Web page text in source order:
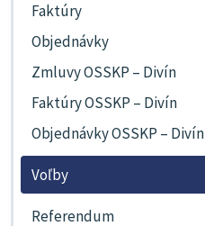
Faktúry
Objednávky
Zmluvy OSSKP – Divín
Faktúry OSSKP – Divín
Objednávky OSSKP – Divín
Voľby
Referendum